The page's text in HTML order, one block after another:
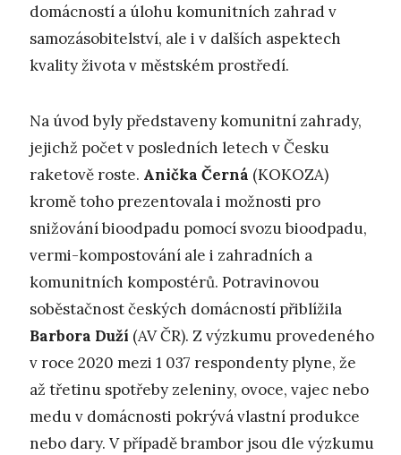
domácností a úlohu komunitních zahrad v
samozásobitelství, ale i v dalších aspektech
kvality života v městském prostředí.
Na úvod byly představeny komunitní zahrady,
jejichž počet v posledních letech v Česku
raketově roste. Anička Černá (KOKOZA)
kromě toho prezentovala i možnosti pro
snižování bioodpadu pomocí svozu bioodpadu,
vermi-kompostování ale i zahradních a
komunitních kompostérů. Potravinovou
soběstačnost českých domácností přiblížila
Barbora Duží (AV ČR). Z výzkumu provedeného
v roce 2020 mezi 1 037 respondenty plyne, že
až třetinu spotřeby zeleniny, ovoce, vajec nebo
medu v domácnosti pokrývá vlastní produkce
nebo dary. V případě brambor jsou dle výzkumu